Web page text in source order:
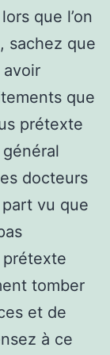
que l’on
sachez que
avoir
que
prétexte
docteurs
vu que
tomber
et de
à ce